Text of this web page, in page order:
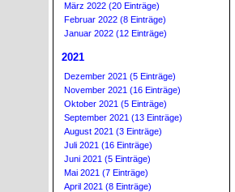
März 2022 (20 Einträge)
Februar 2022 (8 Einträge)
Januar 2022 (12 Einträge)
2021
Dezember 2021 (5 Einträge)
November 2021 (16 Einträge)
Oktober 2021 (5 Einträge)
September 2021 (13 Einträge)
August 2021 (3 Einträge)
Juli 2021 (16 Einträge)
Juni 2021 (5 Einträge)
Mai 2021 (7 Einträge)
April 2021 (8 Einträge)